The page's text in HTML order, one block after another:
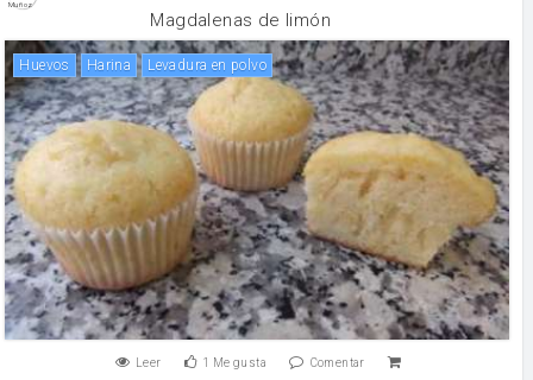
Magdalenas de limón
huevos harina levadura en polvo
Leer 1 Me gusta Comentar